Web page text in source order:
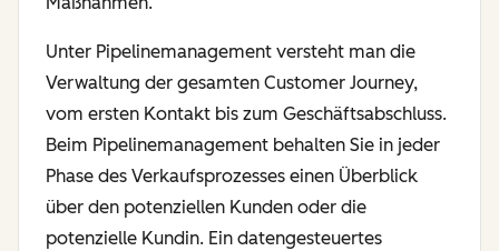
Unter Pipelinemanagement versteht man die
Verwaltung der gesamten Customer Journey,
vom ersten Kontakt bis zum Geschäftsabschluss.
Beim Pipelinemanagement behalten Sie in jeder
Phase des Verkaufsprozesses einen Überblick
über den potenziellen Kunden oder die
potenzielle Kundin. Ein datengesteuertes